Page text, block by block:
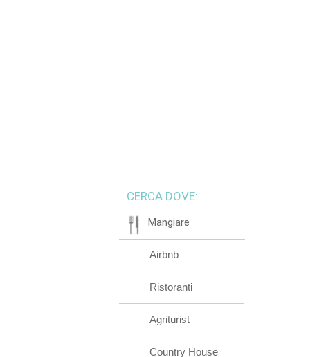
CERCA DOVE:
Mangiare
Airbnb
Ristoranti
Agriturist
Country House